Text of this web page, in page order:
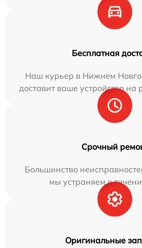
Бесплатная
Наш курьер в Нижнем
доставит ваше устройство на
Срочный
Большинство
мы устраняем в
Оригинальные